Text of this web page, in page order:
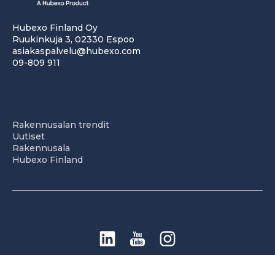
Hubexo Finland Oy
Ruukinkuja 3, 02330 Espoo
asiakaspalvelu@hubexo.com
09-809 911
Rakennusalan trendit
Uutiset
Rakennusala
Hubexo Finland